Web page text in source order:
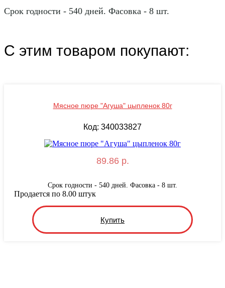
Срок годности - 540 дней. Фасовка - 8 шт.
С этим товаром покупают:
Мясное пюре "Агуша" цыпленок 80г
Код: 340033827
89.86 р.
Срок годности - 540 дней. Фасовка - 8 шт.
Купить
Продается по 8.00 штук